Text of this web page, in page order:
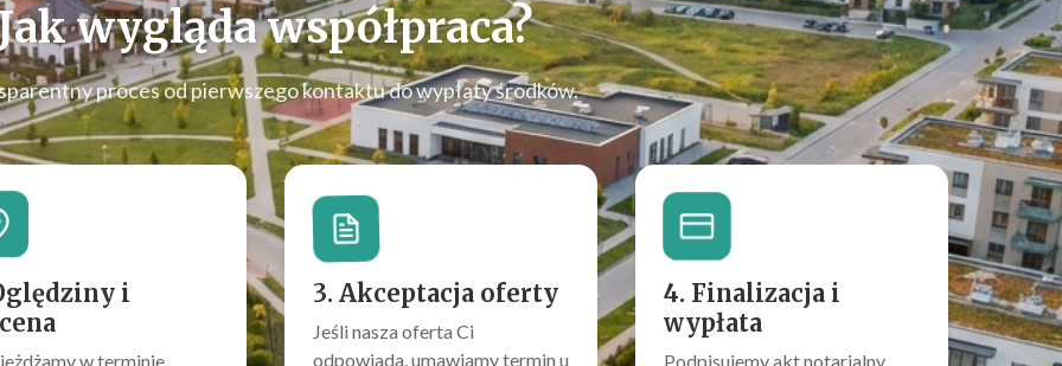
wygląda współpraca?
proces od pierwszego kontaktu do wypłaty środków.
i
w terminie
3. Akceptacja oferty
Jeśli nasza oferta Ci
odpowiada, umawiamy termin u
4. Finalizacja i
wypłata
Podpisujemy akt notarialny.